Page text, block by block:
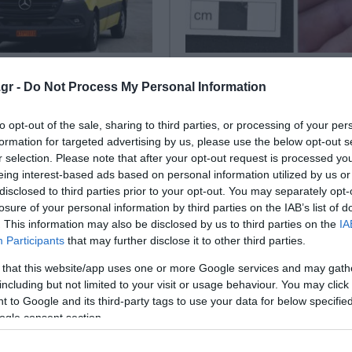
- Do Not Process My Personal Information
opt-out of the sale, sharing to third parties, or processing of your
for targeted advertising by us, please use the below opt-out
selection. Please note that after your opt-out request is processed
interest-based ads based on personal information utilized by us
to third parties prior to your opt-out. You may separately
of your personal information by third parties on the IAB’s list of
This information may also be disclosed by us to third parties on the
Participants that may further disclose it to other third parties.
that this website/app uses one or more Google services and may
but not limited to your visit or usage behaviour. You may
to Google and its third-party tags to use your data for below
consent section.
εργασιών για
την Παρασκευή
του Δήμου Χερσονήσου στο
έναν άνδρα να
θανάσιμα, στη διάρκεια
άν...
ανακαλύφθηκε κατά τη
διάρκεια εργασιών
ανέγερσης κατοικιών
(εικόνες)
Μία εντυπωσιακή ανακάλυψη
τη διάρκεια εργασιών για την
κατοικιών στο χωριό
της ανατολικής Αγγλίας. Αρκετά
02 Οκτωβρίου 2024